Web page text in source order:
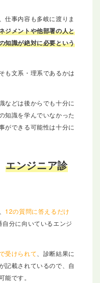
仕事内容も多岐に渡りま
ジメントや他部署の人と
知識が絶対に必要という
も文系・理系であるかは
などは後からでも十分に
知識を学んでいなかった
ができる可能性は十分に
エンジニア診
12の質問に答えるだけ
分に向いているエンジ
受けられて 、診断結果に
記載されているので、自
です。